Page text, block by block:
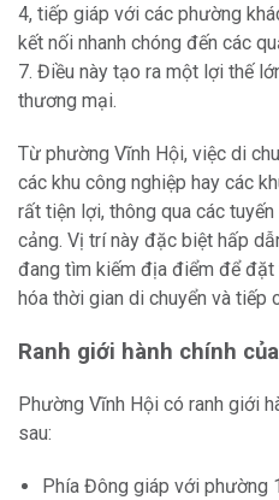
4, tiếp giáp với các phường
kết nối nhanh chóng đến các
7. Điều này tạo ra một lợi thế
thương mại.
Từ phường Vĩnh Hội, việc di
các khu công nghiệp hay các
rất tiện lợi, thông qua các
cảng. Vị trí này đặc biệt hấp
đang tìm kiếm địa điểm để
hóa thời gian di chuyển và tiếp
Ranh giới hành chính
Phường Vĩnh Hội có ranh giới
sau:
Phía Đông giáp với phường